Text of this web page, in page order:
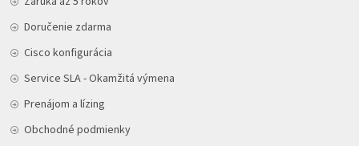
Doručenie zdarma
Cisco konfigurácia
Service SLA - Okamžitá výmena
Prenájom a lízing
Obchodné podmienky